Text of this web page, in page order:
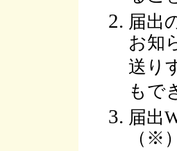
届出
お知
送り
もで
届出
（※